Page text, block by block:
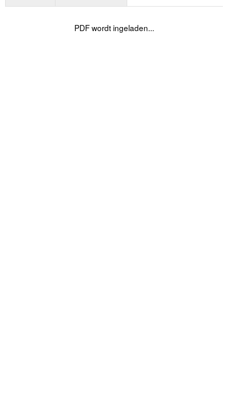
PDF wordt ingeladen...